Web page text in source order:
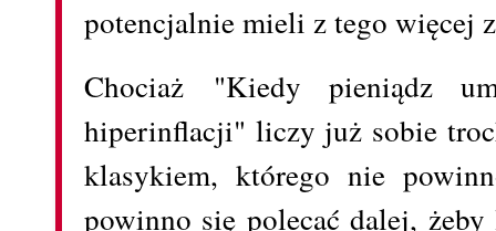
potencjalnie mieli z tego więcej
Chociaż "Kiedy pieniądz
hiperinflacji" liczy już sobie
klasykiem, którego nie
powinno się polecać dalej,